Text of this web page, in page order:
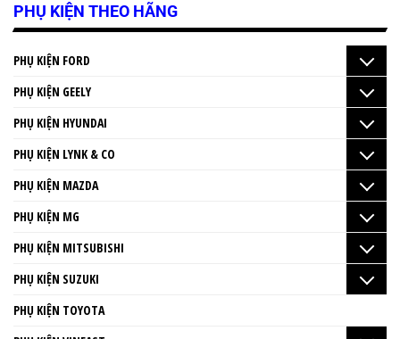
PHỤ KIỆN THEO HÃNG
PHỤ KIỆN FORD
PHỤ KIỆN GEELY
PHỤ KIỆN HYUNDAI
PHỤ KIỆN LYNK & CO
PHỤ KIỆN MAZDA
PHỤ KIỆN MG
PHỤ KIỆN MITSUBISHI
PHỤ KIỆN SUZUKI
PHỤ KIỆN TOYOTA